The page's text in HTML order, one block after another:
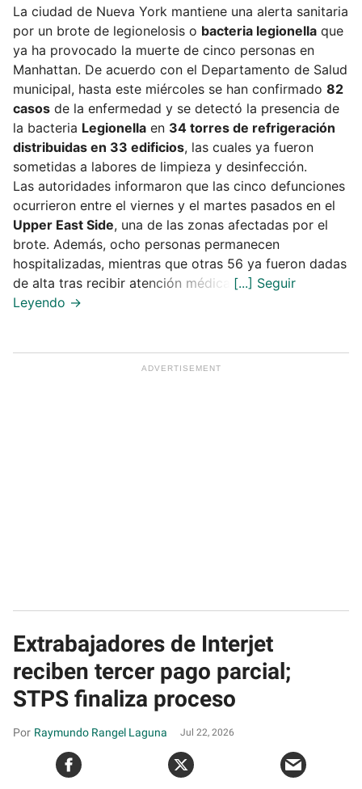
La ciudad de Nueva York mantiene una alerta sanitaria
por un brote de legionelosis o bacteria legionella que
ya ha provocado la muerte de cinco personas en
Manhattan. De acuerdo con el Departamento de Salud
municipal, hasta este miércoles se han confirmado 82
casos de la enfermedad y se detectó la presencia de
la bacteria Legionella en 34 torres de refrigeración
distribuidas en 33 edificios, las cuales ya fueron
sometidas a labores de limpieza y desinfección.
Las autoridades informaron que las cinco defunciones
ocurrieron entre el viernes y el martes pasados en el
Upper East Side, una de las zonas afectadas por el
brote. Además, ocho personas permanecen
hospitalizadas, mientras que otras 56 ya fueron dadas
de alta tras recibir atención médica.
Extrabajadores de Interjet
reciben tercer pago parcial;
STPS finaliza proceso
Raymundo Rangel Laguna Jul 22, 2026